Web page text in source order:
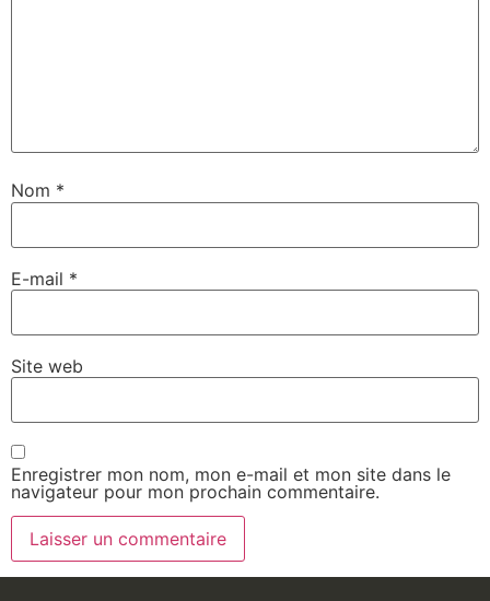
Nom *
E-mail *
Site web
Enregistrer mon nom, mon e-mail et mon site dans le
navigateur pour mon prochain commentaire.